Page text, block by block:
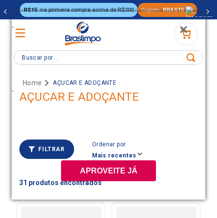
.
.
APROVEITE JÁ
R$15 na primeira compra acima de R$200 Cupom: BRAS15
Buscar por...
AÇUCAR E ADOÇANTE
AÇUCAR E ADOÇANTE
FILTRAR
Ordenar por
Mais recentes
31